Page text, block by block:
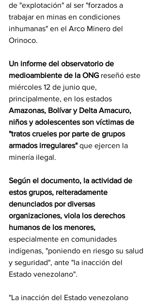
de "explotación" al ser "forzados a
trabajar en minas en condiciones
inhumanas" en el Arco Minero del
Orinoco.
Un informe del observatorio de
medioambiente de la ONG reseñó este
miércoles 12 de junio que,
principalmente, en los estados
Amazonas, Bolívar y Delta Amacuro,
niños y adolescentes son víctimas de
"tratos crueles por parte de grupos
armados irregulares" que ejercen la
minería ilegal.
Según el documento, la actividad de
estos grupos, reiteradamente
denunciados por diversas
organizaciones, viola los derechos
humanos de los menores,
especialmente en comunidades
indígenas, "poniendo en riesgo su salud
y seguridad", ante "la inacción del
Estado venezolano".
"La inacción del Estado venezolano